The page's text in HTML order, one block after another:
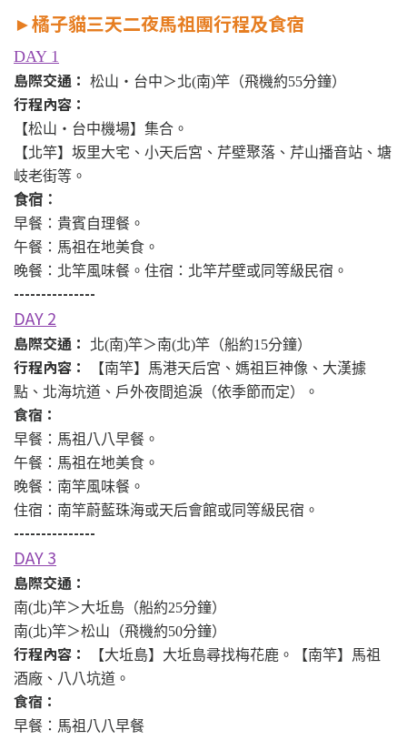
►橘子貓三天二夜馬祖團行程及食宿
DAY 1
島際交通： 松山・台中＞北(南)竿（飛機約55分鐘）
行程內容：
【松山・台中機場】集合。
【北竿】坂里大宅、小天后宮、芹壁聚落、芹山播音站、塘
岐老街等。
食宿：
早餐：貴賓自理餐。
午餐：馬祖在地美食。
晚餐：北竿風味餐。住宿：北竿芹壁或同等級民宿。
---------------
DAY 2
島際交通： 北(南)竿＞南(北)竿（船約15分鐘）
行程內容：
【南竿】馬港天后宮、媽祖巨神像、大漢據
點、北海坑道、戶外夜間追淚（依季節而定）。
食宿：
早餐：馬祖八八早餐。
午餐：馬祖在地美食。
晚餐：南竿風味餐。
住宿：南竿蔚藍珠海或天后會館或同等級民宿。
---------------
DAY 3
島際交通：
南(北)竿＞大坵島（船約25分鐘）
南(北)竿＞松山（飛機約50分鐘）
行程內容：
【大坵島】大坵島尋找梅花鹿。【南竿】馬祖
酒廠、八八坑道。
食宿：
早餐：馬祖八八早餐